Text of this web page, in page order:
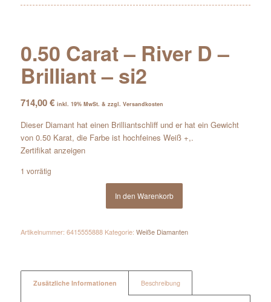
0.50 Carat – River D –
Brilliant – si2
714,00€ inkl. 19% MwSt. & zzgl. Versandkosten
Dieser Diamant hat einen Brilliantschliff und er hat ein Gewicht
von 0.50 Karat, die Farbe ist hochfeines Weiß +,.
Zertifikat anzeigen
1 vorrätig
In den Warenkorb
Artikelnummer: 6415555888 Kategorie: Weiße Diamanten
Zusätzliche Informationen Beschreibung